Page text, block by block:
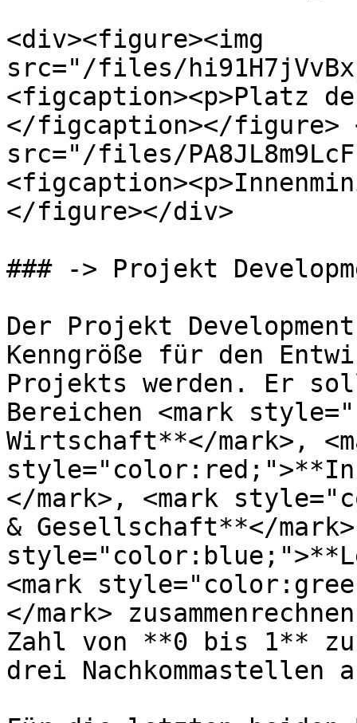
<div><figure><img
src="/files/
<figcaption><p>Platz
</figcaption></figure>
src="/files/
</figure></div>
### -> Projekt
Der Projekt
Kenngröße für den
Projekts werden. Er
Bereichen <mark
Wirtschaft**</mark>,
</mark>, <mark
& Gesellschaft**</
<mark
</mark>
Zahl von **0 bis 1**
drei Nachkommastellen